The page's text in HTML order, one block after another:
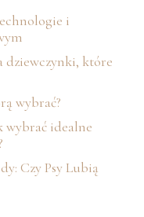
i
dziewczynki, które
wybrać?
wybrać idealne
Czy Psy Lubią